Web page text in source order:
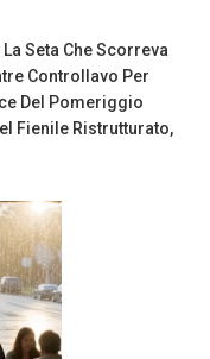
Seta Che Scorreva
Controllavo Per
Del Pomeriggio
Fienile Ristrutturato,